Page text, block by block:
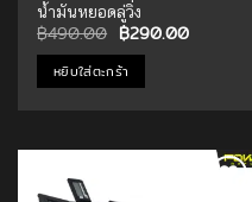
น้ำมันหยอดลู่วิ่ง
฿490.00 Original
price
was:
฿490.00.
฿290.00Current
หยิบใส่ตะกร้า